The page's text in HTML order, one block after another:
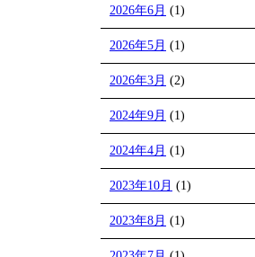
2026年6月 (1)
2026年5月 (1)
2026年3月 (2)
2024年9月 (1)
2024年4月 (1)
2023年10月 (1)
2023年8月 (1)